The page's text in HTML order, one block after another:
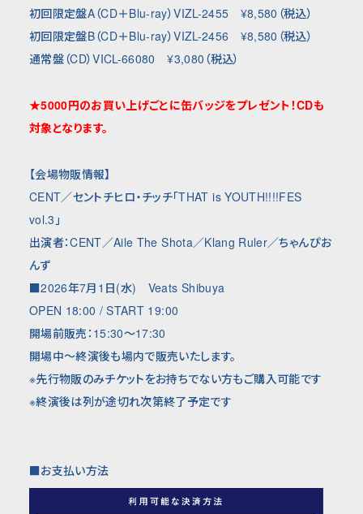
初回限定盤A（CD＋Blu-ray）VIZL-2455 ¥8,580 （税込）
初回限定盤B（CD＋Blu-ray）VIZL-2456 ¥8,580 （税込）
通常盤（CD）VICL-66080 ¥3,080 （税込）
★5000円のお買い上げごとに缶バッジをプレゼント！CDも
対象となります。
【会場物販情報】
CENT／セントチヒロ・チッチ「THAT is YOUTH!!!!FES
vol.3」
出演者：CENT／Aile The Shota／Klang Ruler／ちゃんぴお
んず
■2026年7月1日(水)
Veats Shibuya
OPEN 18:00 / START 19:00
開場前販売： 15:30〜17:30
開場中〜終演後も場内で販売いたします。
※先行物販のみチケットをお持ちでない方もご購入可能です
※終演後は列が途切れ次第終了予定です
■お支払い方法